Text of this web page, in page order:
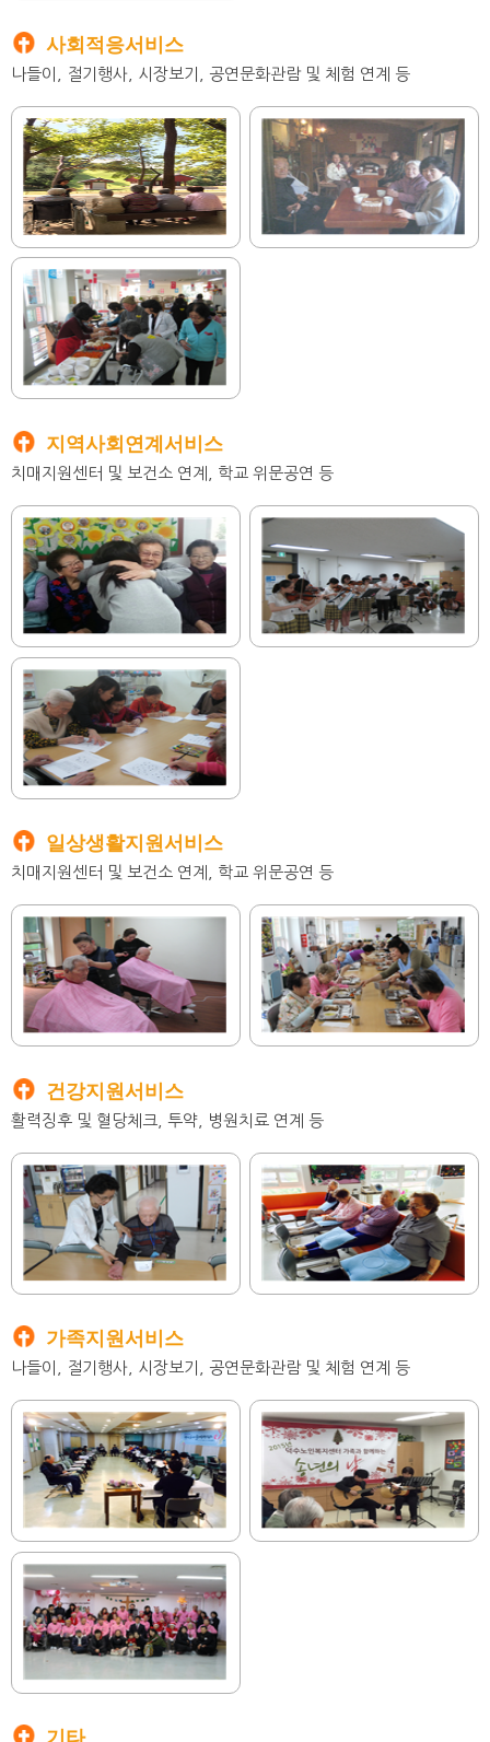
사회적응서비스
나들이, 절기행사, 시장보기, 공연문화관람 및 체험 연계 등
지역사회연계서비스
치매지원센터 및 보건소 연계, 학교 위문공연 등
일상생활지원서비스
치매지원센터 및 보건소 연계, 학교 위문공연 등
건강지원서비스
활력징후 및 혈당체크, 투약, 병원치료 연계 등
가족지원서비스
나들이, 절기행사, 시장보기, 공연문화관람 및 체험 연계 등